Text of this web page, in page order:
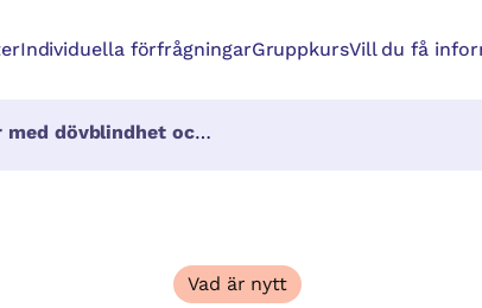
Individuella förfrågningarGruppkursVill du få
anhöriga i samband med coronavirus och covid-19
Vad är nytt